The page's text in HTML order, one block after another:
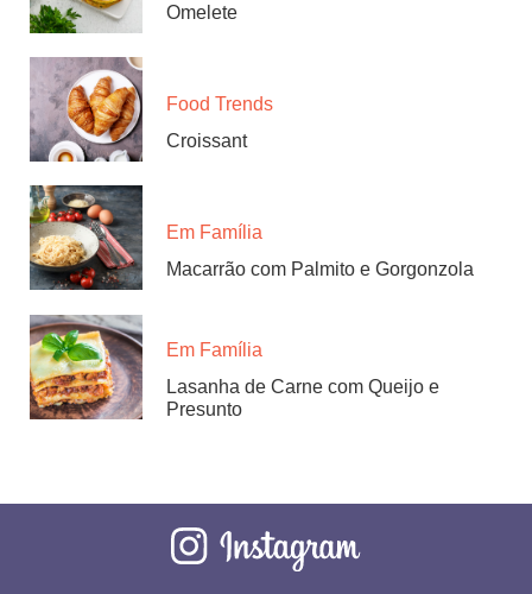
Omelete
Food Trends
Croissant
Em Família
Macarrão com Palmito e Gorgonzola
Em Família
Lasanha de Carne com Queijo e
Presunto